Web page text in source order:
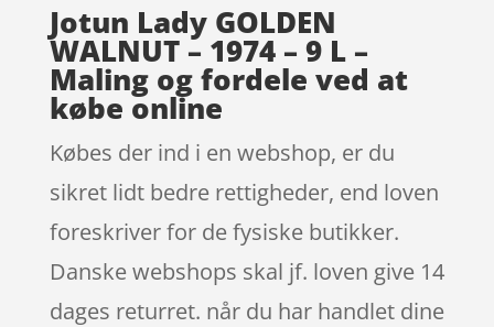
Jotun Lady GOLDEN
WALNUT – 1974 – 9 L –
Maling og fordele ved at
købe online
Købes der ind i en webshop, er du
sikret lidt bedre rettigheder, end loven
foreskriver for de fysiske butikker.
Danske webshops skal jf. loven give 14
dages returret. når du har handlet dine